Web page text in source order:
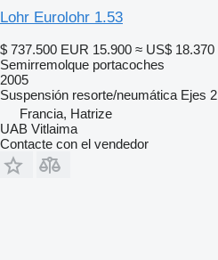
Lohr Eurolohr 1.53
$ 737.500 EUR 15.900 ≈ US$ 18.370
Semirremolque portacoches
2005
Suspensión resorte/neumática Ejes 2
Francia, Hatrize
UAB Vitlaima
Contacte con el vendedor